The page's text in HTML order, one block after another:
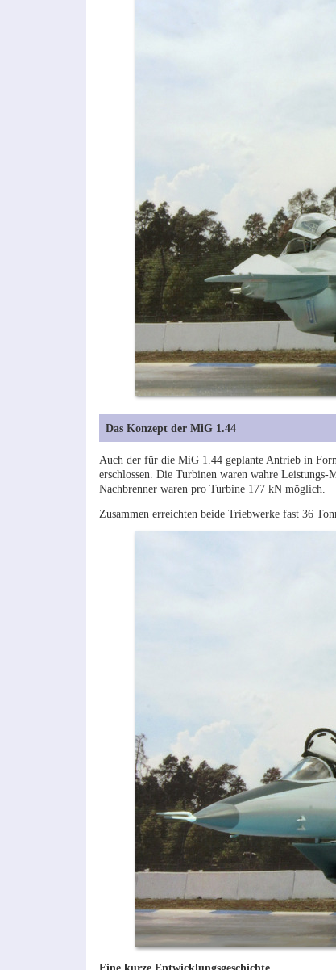
Das Konzept der MiG 1.44
Auch der für die MiG 1.44 geplante Antrieb in
erschlossen. Die Turbinen waren wahre
Nachbrenner waren pro Turbine 177 kN möglich.
Zusammen erreichten beide Triebwerke fast 36